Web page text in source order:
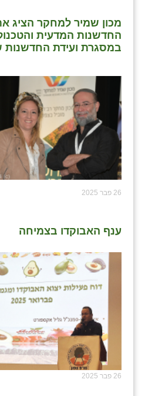
מכון שמיר למחקר הציג
החדשנות המדעית
במסגרת ועידת החדשנות של
26 פבר 2025
ענף האבוקדו בצמיחה
26 פבר 2025